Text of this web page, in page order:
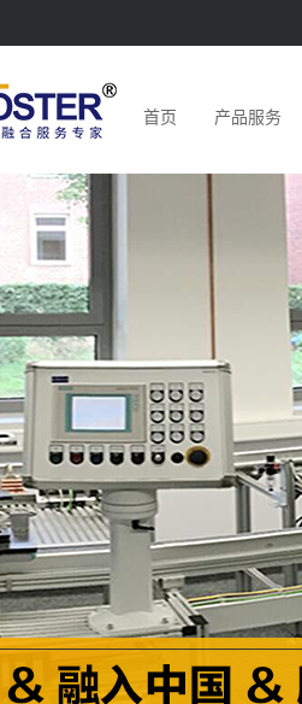
首页 产品服务